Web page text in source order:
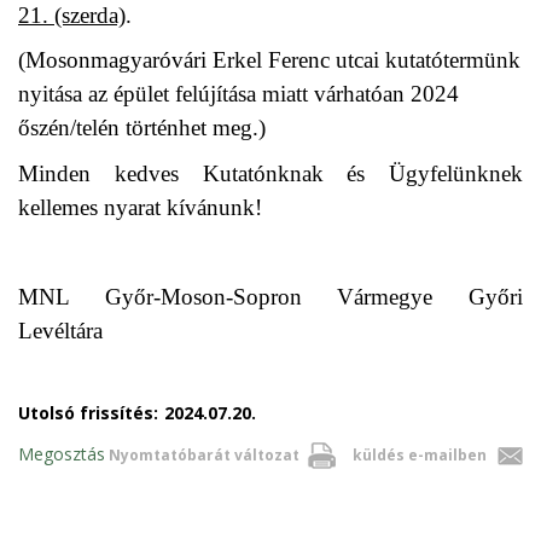
21. (szerda).
(Mosonmagyaróvári Erkel Ferenc utcai kutatótermünk
nyitása az épület felújítása miatt várhatóan 2024
őszén/telén történhet meg.)
Minden kedves Kutatónknak és Ügyfelünknek
kellemes nyarat kívánunk!
MNL Győr-Moson-Sopron Vármegye Győri
Levéltára
Utolsó frissítés: 2024.07.20.
Nyomtatóbarát változat küldés e-mailben
Megosztás